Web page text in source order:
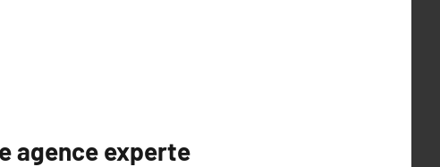
agence experte